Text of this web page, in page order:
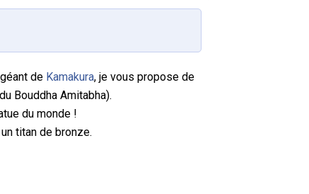
de Kamakura, je vous propose de
Bouddha Amitabha).
du monde !
titan de bronze.